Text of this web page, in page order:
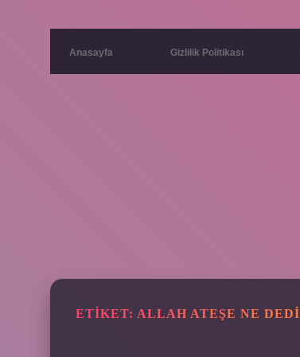
Anasayfa Gizlilik Politikası
ETIKET: ALLAH ATEŞE NE DEDI